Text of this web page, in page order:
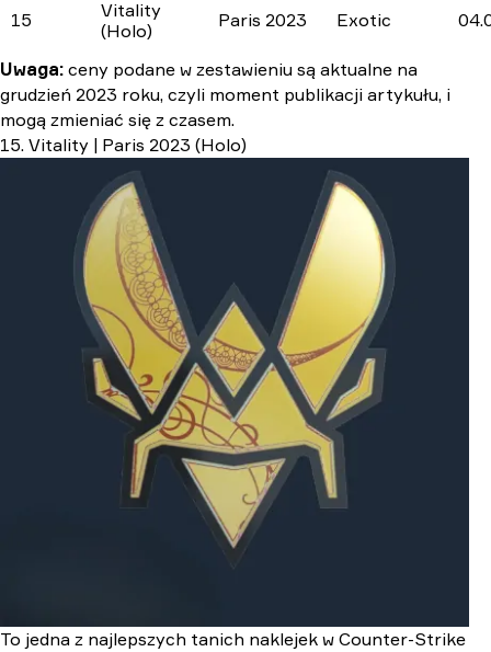
15
Vitality
(Holo)
Paris 2023 Exotic
Uwaga: ceny podane w zestawieniu są aktualne na
grudzień 2023 roku, czyli moment publikacji artykułu, i
mogą zmieniać się z czasem.
15. Vitality | Paris 2023 (Holo)
To jedna z najlepszych tanich naklejek w Counter-Strike